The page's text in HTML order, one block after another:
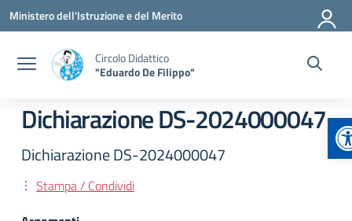
Vai ai contenuti
Vai al menu di navigazione
Vai al footer
Ministero dell'Istruzione e del Merito
Circolo Didattico
"Eduardo De Filippo"
Dichiarazione DS-2024000047
Dichiarazione DS-2024000047
Stampa / Condividi